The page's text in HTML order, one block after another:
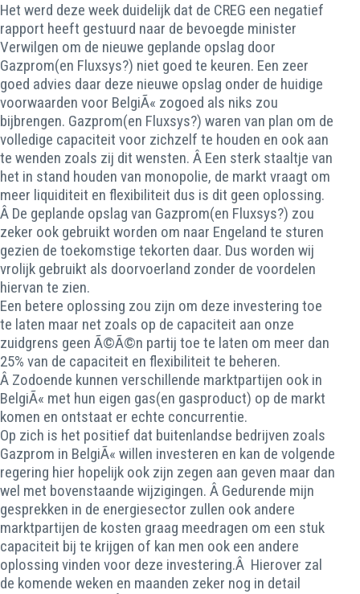
Het werd deze week duidelijk dat de CREG een negatief
rapport heeft gestuurd naar de bevoegde minister
Verwilgen om de nieuwe geplande opslag door
Gazprom(en Fluxsys?) niet goed te keuren. Een zeer
goed advies daar deze nieuwe opslag onder de huidige
voorwaarden voor BelgiÃ« zogoed als niks zou
bijbrengen. Gazprom(en Fluxsys?) waren van plan om de
volledige capaciteit voor zichzelf te houden en ook aan
te wenden zoals zij dit wensten. Â Een sterk staaltje van
het in stand houden van monopolie, de markt vraagt om
meer liquiditeit en flexibiliteit dus is dit geen oplossing.
Â De geplande opslag van Gazprom(en Fluxsys?) zou
zeker ook gebruikt worden om naar Engeland te sturen
gezien de toekomstige tekorten daar. Dus worden wij
vrolijk gebruikt als doorvoerland zonder de voordelen
hiervan te zien.
Een betere oplossing zou zijn om deze investering toe
te laten maar net zoals op de capaciteit aan onze
zuidgrens geen Ã©Ã©n partij toe te laten om meer dan
25% van de capaciteit en flexibiliteit te beheren.
Â Zodoende kunnen verschillende marktpartijen ook in
BelgiÃ« met hun eigen gas(en gasproduct) op de markt
komen en ontstaat er echte concurrentie.
Op zich is het positief dat buitenlandse bedrijven zoals
Gazprom in BelgiÃ« willen investeren en kan de volgende
regering hier hopelijk ook zijn zegen aan geven maar dan
wel met bovenstaande wijzigingen. Â Gedurende mijn
gesprekken in de energiesector zullen ook andere
marktpartijen de kosten graag meedragen om een stuk
capaciteit bij te krijgen of kan men ook een andere
oplossing vinden voor deze investering.Â Hierover zal
de komende weken en maanden zeker nog in detail